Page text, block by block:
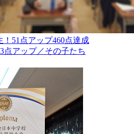
！51点アップ460点達成
点アップ／その子たち